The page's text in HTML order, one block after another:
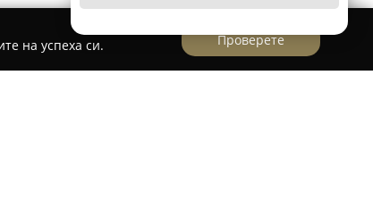
на успеха си.
Проверете